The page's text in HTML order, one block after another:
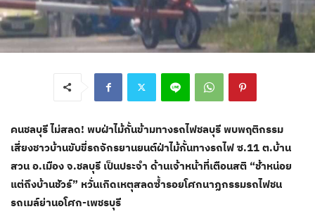
คนชลบุรี ไม่สลด! พบฝ่าไม้กั้นข้ามทางรถไฟชลบุรี พบพฤติกรรม
เสี่ยงชาวบ้านขับขี่รถจักรยานยนต์ฝ่าไม้กั้นทางรถไฟ ซ.11 ต.บ้าน
สวน อ.เมือง จ.ชลบุรี เป็นประจำ ด้านเจ้าหน้าที่เตือนสติ “ช้าหน่อย
แต่ถึงบ้านชัวร์” หวั่นเกิดเหตุสลดซ้ำรอยโศกนาฏกรรมรถไฟชน
รถเมล์ย่านอโศก-เพชรบุรี